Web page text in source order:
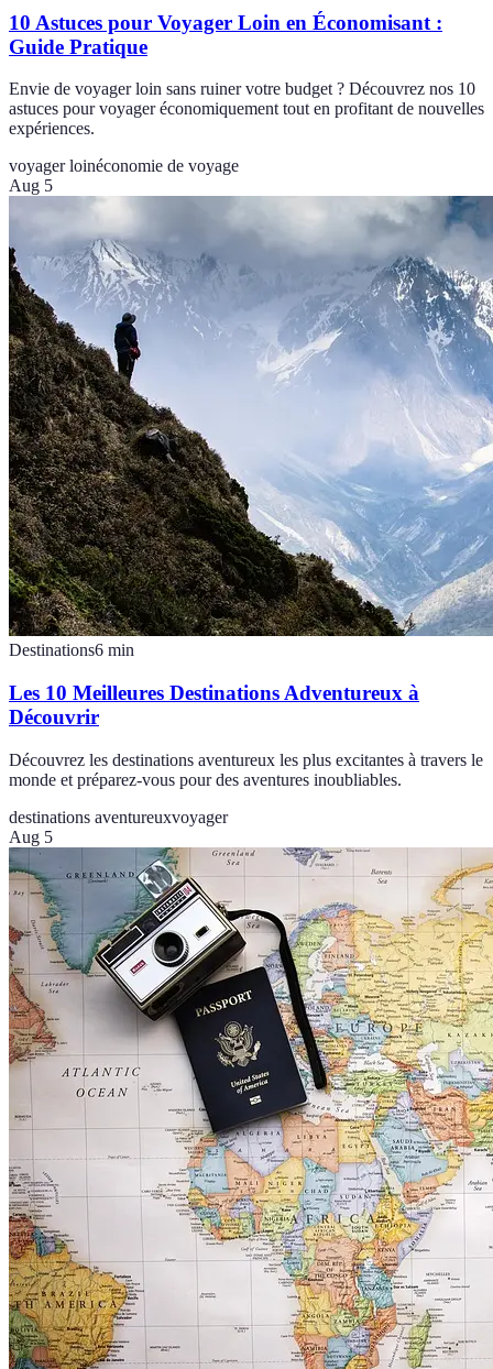
10 Astuces pour Voyager Loin en Économisant :
Guide Pratique
Envie de voyager loin sans ruiner votre budget ? Découvrez nos 10
astuces pour voyager économiquement tout en profitant de nouvelles
expériences.
voyager loinéconomie de voyage
Aug 5
Destinations6 min
Les 10 Meilleures Destinations Adventureux à
Découvrir
Découvrez les destinations aventureux les plus excitantes à travers le
monde et préparez-vous pour des aventures inoubliables.
destinations aventureuxvoyager
Aug 5